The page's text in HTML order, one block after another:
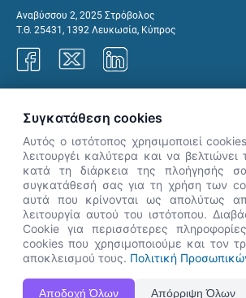
Αναβύσσου 2, 2025 Στρόβολος
Τ.Θ. 25431, 1392 Λευκωσία, Κύπρος
Η Ιστοσελίδα ΑνΑΔ είναι πλήρως συμβατή με τις νεότερες
Apple Safari καθώς και Internet Explorer.
👋 Καλώς ήρθες!
Πες μου πώς
σήμερα.
Συγκατάθεση cookies
Αυτός ο ιστότοπος χρησιμοποιεί
λειτουργέι καλύτερα και να βελτιώνει
κατά τη διάρκεια της πλοήγησής
συγκατάθεσή σας για τη χρήση των
αυτά που κρίνονται ως απολύτως
λειτουργία αυτού του ιστότοπου.
Cookie για περισσότερες
cookies που χρησιμοποιούμε και τον
αποκλεισμού τους. Πολιτική
Αποδοχή Όλων Απόρριψη Όλων